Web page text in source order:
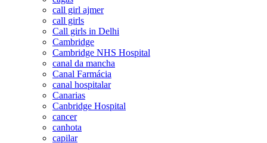
call girl ajmer
call girls
Call girls in Delhi
Cambridge
Cambridge NHS Hospital
canal da mancha
Canal Farmácia
canal hospitalar
Canarias
Canbridge Hospital
cancer
canhota
capilar